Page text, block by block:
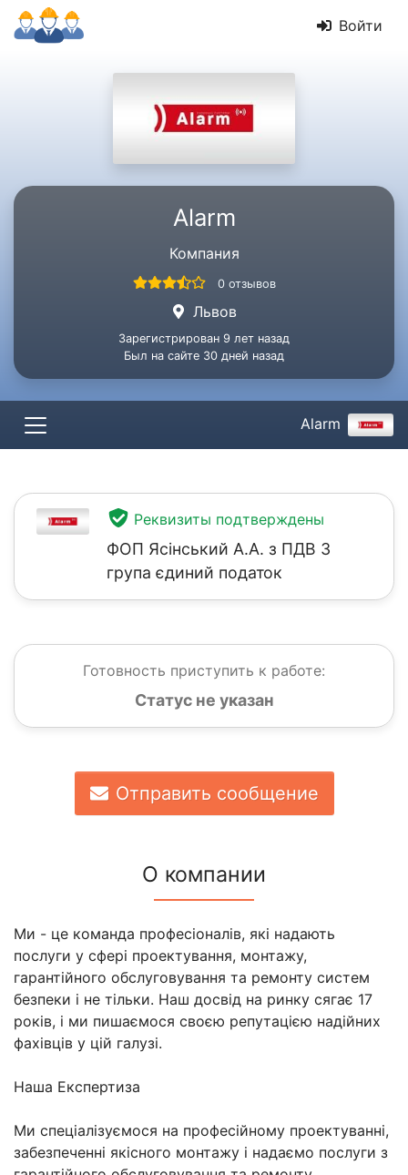
Войти
Alarm
Компания
0 отзывов
Львов
Зарегистрирован 9 лет назад
Был на сайте 30 дней назад
Alarm
Реквизиты подтверждены
ФОП Ясінський А.А. з ПДВ 3
група єдиний податок
Готовность приступить к работе:
Статус не указан
Отправить сообщение
О компании
Ми - це команда професіоналів, які надають
послуги у сфері проектування, монтажу,
гарантійного обслуговування та ремонту систем
безпеки і не тільки. Наш досвід на ринку сягає 17
років, і ми пишаємося своєю репутацією надійних
фахівців у цій галузі.
Наша Експертиза
Ми спеціалізуємося на професійному проектуванні,
забезпеченні якісного монтажу і надаємо послуги з